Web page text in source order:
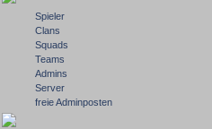
Spieler
Clans
Squads
Teams
Admins
Server
freie Adminposten